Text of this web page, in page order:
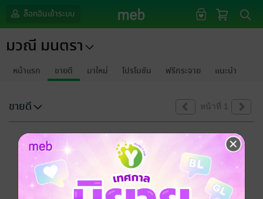
ล็อกอินเข้าระบบ
มวณี มนตรา
หน้าแรก ขายดี มาใหม่ โปรโมชัน ฟรีกระจาย แนะนำ
ขายดี หน้าที่ 1
ขออภัยด้วยนะคะ
ไม่พบข้อมูลในหัวข้อที่คุณกำลังชมค่ะ